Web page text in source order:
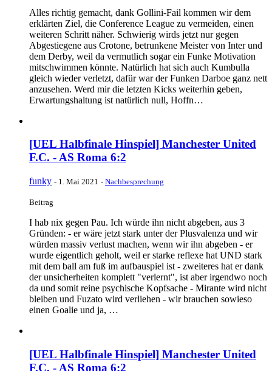
Alles richtig gemacht, dank Gollini-Fail kommen wir dem
erklärten Ziel, die Conference League zu vermeiden, einen
weiteren Schritt näher. Schwierig wirds jetzt nur gegen
Abgestiegene aus Crotone, betrunkene Meister von Inter und
dem Derby, weil da vermutlich sogar ein Funke Motivation
mitschwimmen könnte. Natürlich hat sich auch Kumbulla
gleich wieder verletzt, dafür war der Funken Darboe ganz nett
anzusehen. Werd mir die letzten Kicks weiterhin geben,
Erwartungshaltung ist natürlich null, Hoffn…
[UEL Halbfinale Hinspiel] Manchester United
F.C. - AS Roma 6:2
funky - 1. Mai 2021 - Nachbesprechung
Beitrag
I hab nix gegen Pau. Ich würde ihn nicht abgeben, aus 3
Gründen: - er wäre jetzt stark unter der Plusvalenza und wir
würden massiv verlust machen, wenn wir ihn abgeben - er
wurde eigentlich geholt, weil er starke reflexe hat UND stark
mit dem ball am fuß im aufbauspiel ist - zweiteres hat er dank
der unsicherheiten komplett "verlernt", ist aber irgendwo noch
da und somit reine psychische Kopfsache - Mirante wird nicht
bleiben und Fuzato wird verliehen - wir brauchen sowieso
einen Goalie und ja, …
[UEL Halbfinale Hinspiel] Manchester United
F.C. - AS Roma 6:2